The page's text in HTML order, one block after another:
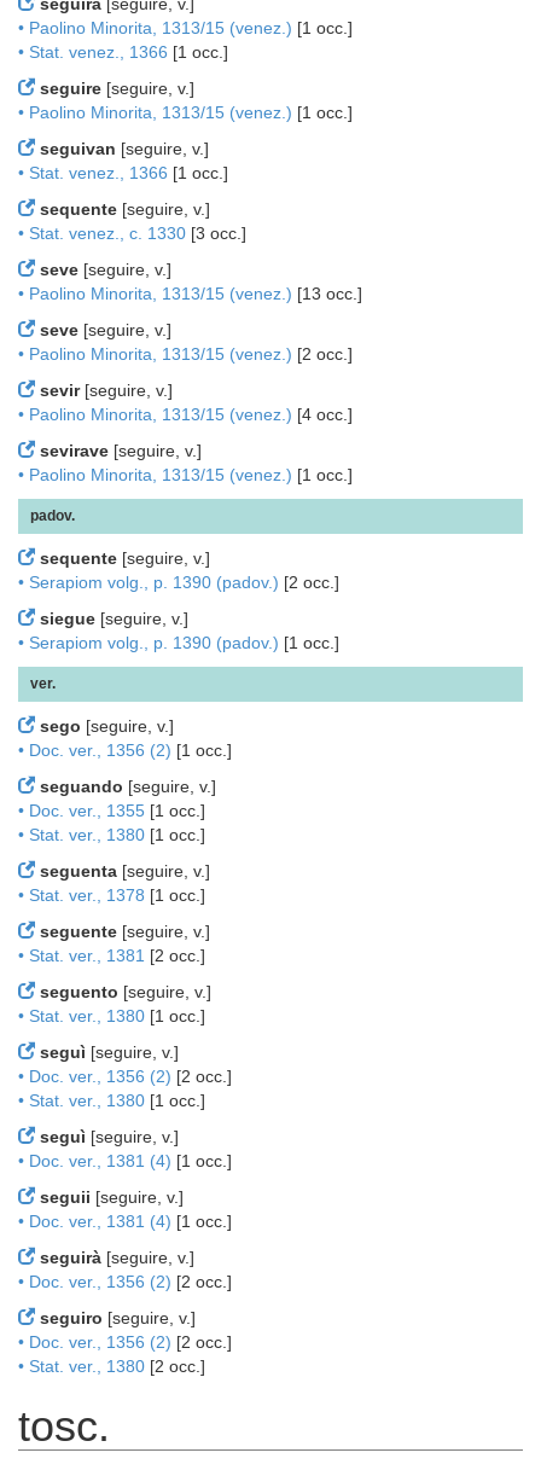
• Paolino Minorita, 1313/15 (venez.) [1 occ.]
• Stat. venez., 1366 [1 occ.]
seguire [seguire, v.]
• Paolino Minorita, 1313/15 (venez.) [1 occ.]
seguivan [seguire, v.]
• Stat. venez., 1366 [1 occ.]
sequente [seguire, v.]
• Stat. venez., c. 1330 [3 occ.]
seve [seguire, v.]
• Paolino Minorita, 1313/15 (venez.) [13 occ.]
seve [seguire, v.]
• Paolino Minorita, 1313/15 (venez.) [2 occ.]
sevir [seguire, v.]
• Paolino Minorita, 1313/15 (venez.) [4 occ.]
sevirave [seguire, v.]
• Paolino Minorita, 1313/15 (venez.) [1 occ.]
padov.
sequente [seguire, v.]
• Serapiom volg., p. 1390 (padov.) [2 occ.]
siegue [seguire, v.]
• Serapiom volg., p. 1390 (padov.) [1 occ.]
ver.
sego [seguire, v.]
• Doc. ver., 1356 (2) [1 occ.]
seguando [seguire, v.]
• Doc. ver., 1355 [1 occ.]
• Stat. ver., 1380 [1 occ.]
seguenta [seguire, v.]
• Stat. ver., 1378 [1 occ.]
seguente [seguire, v.]
• Stat. ver., 1381 [2 occ.]
seguento [seguire, v.]
• Stat. ver., 1380 [1 occ.]
seguì [seguire, v.]
• Doc. ver., 1356 (2) [2 occ.]
• Stat. ver., 1380 [1 occ.]
seguì [seguire, v.]
• Doc. ver., 1381 (4) [1 occ.]
seguii [seguire, v.]
• Doc. ver., 1381 (4) [1 occ.]
seguirà [seguire, v.]
• Doc. ver., 1356 (2) [2 occ.]
seguiro [seguire, v.]
• Doc. ver., 1356 (2) [2 occ.]
• Stat. ver., 1380 [2 occ.]
tosc.